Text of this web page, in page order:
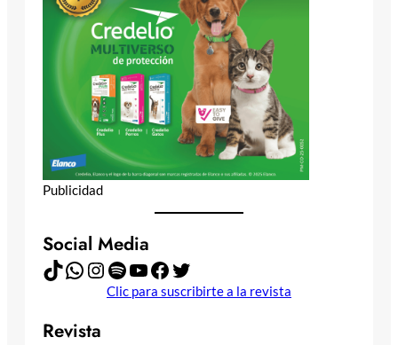
Publicidad
Social Media
TikTok WhatsApp Instagram Spotify YouTube Facebook Twitter
Clic para suscribirte a la revista
Revista